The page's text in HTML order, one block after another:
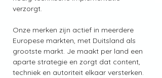
verzorgt.
Onze merken zijn actief in meerdere
Europese markten, met Duitsland als
grootste markt. Je maakt per land een
aparte strategie en zorgt dat content,
techniek en autoriteit elkaar versterken.